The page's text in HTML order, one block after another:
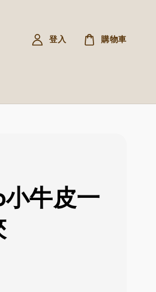
登入 購物車
小牛皮一